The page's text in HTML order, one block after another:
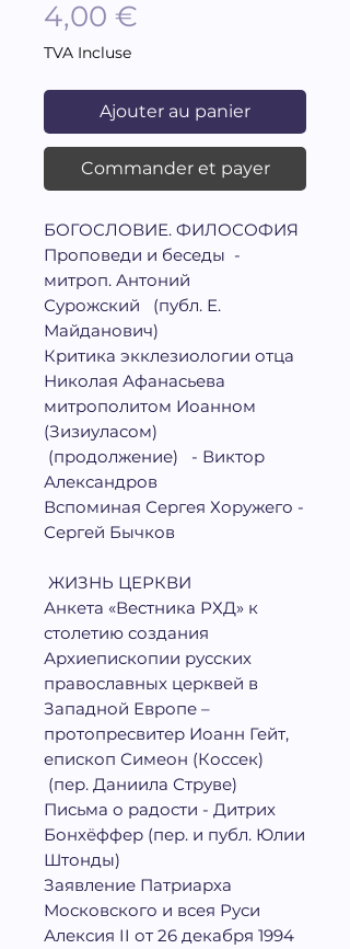
4,00 €
TVA Incluse
Ajouter au panier
Commander et payer
БОГОСЛОВИЕ. ФИЛОСОФИЯ
Проповеди и беседы -
митроп. Антоний
Сурожский (публ. Е.
Майданович)
Критика экклезиологии отца
Николая Афанасьева
митрополитом Иоанном
(Зизиуласом)
(продолжение) - Виктор
Александров
Вспоминая Сергея Хоружего -
Сергей Бычков
ЖИЗНЬ ЦЕРКВИ
Анкета «Вестника РХД» к
столетию создания
Архиепископии русских
православных церквей в
Западной Европе –
протопресвитер Иоанн Гейт,
епископ Симеон (Коссек)
(пер. Даниила Струве)
Письма о радости - Дитрих
Бонхёффер (пер. и публ. Юлии
Штонды)
Заявление Патриарха
Московского и всея Руси
Алексия II от 26 декабря 1994